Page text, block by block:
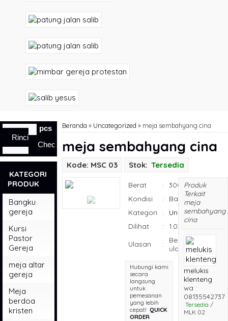
Beranda » Uncategorized » meja sembahyang cina
meja sembahyang cina
Kode: MSC 03 Stok: Tersedia
Berat :
300 gram
Kondisi
:
Baru
Kategori
:
Uncategorized
Dilihat
: 1.031 kali
Ulasan :
Belum ada
ulasan
Hubungi kami
secara
langsung
untuk
pemesanan
yang lebih
cepat! QUICK
ORDER
Produk
Terkait
meja
sembahyang
cina
melukis
klenteng
wa :
Tersedia /
MLK 02
pcs
Rincian
Checkout
KATEGORI
PRODUK
Bangku
gereja
Kursi
Pastor
Gereja
meja altar
gereja
Meja
berdoa
kristen